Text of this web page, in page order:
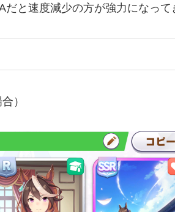
と速度減少の方が強力になって
）